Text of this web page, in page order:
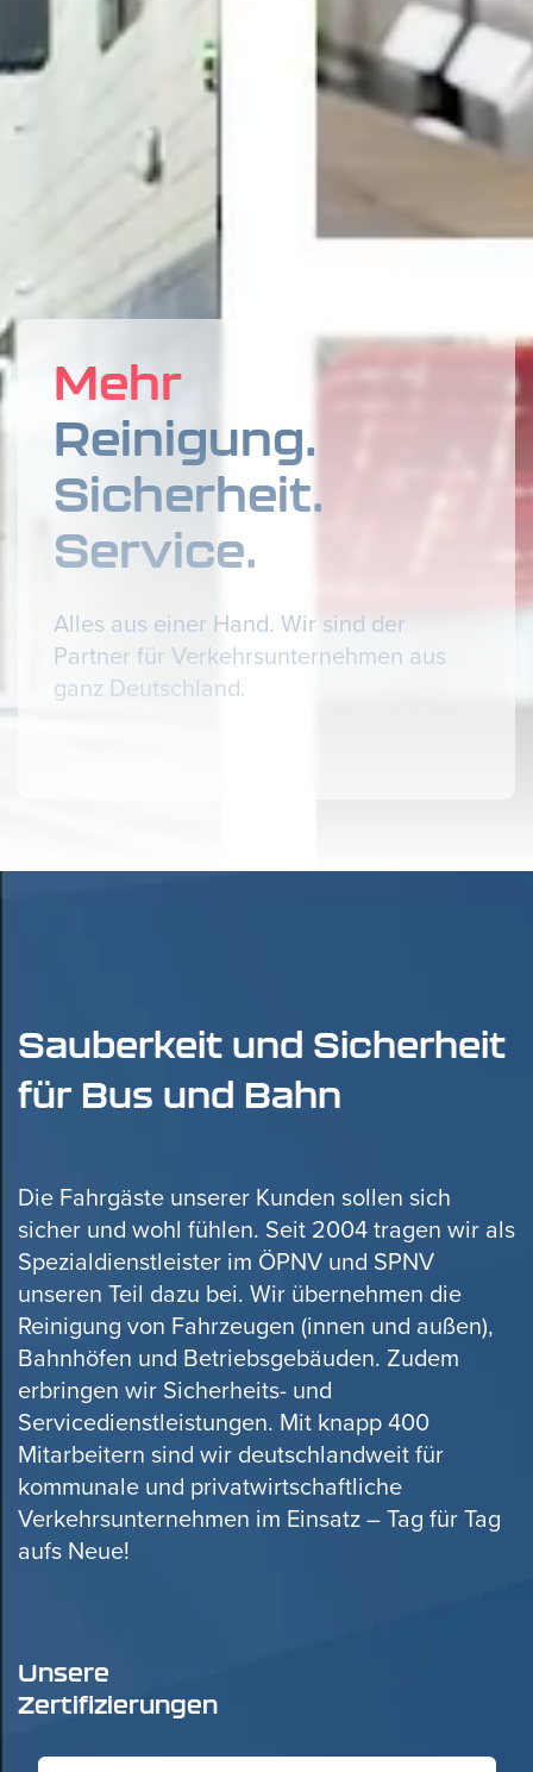
Mehr
Reinigung.
Sicherheit.
Service.
Alles aus einer Hand. Wir sind der
Partner für Verkehrsunternehmen aus
ganz Deutschland.
Sauberkeit und Sicherheit
für Bus und Bahn
Die Fahrgäste unserer Kunden sollen sich
sicher und wohl fühlen. Seit 2004 tragen wir als
Spezialdienstleister im ÖPNV und SPNV
unseren Teil dazu bei. Wir übernehmen die
Reinigung von Fahrzeugen (innen und außen),
Bahnhöfen und Betriebsgebäuden. Zudem
erbringen wir Sicherheits- und
Servicedienstleistungen. Mit knapp 400
Mitarbeitern sind wir deutschlandweit für
kommunale und privatwirtschaftliche
Verkehrsunternehmen im Einsatz – Tag für Tag
aufs Neue!
Unsere
Zertifizierungen